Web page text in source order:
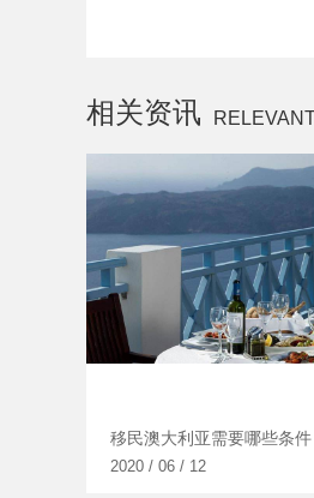
相关资讯
移民澳大利亚需要哪些条件
2020 / 06 / 12